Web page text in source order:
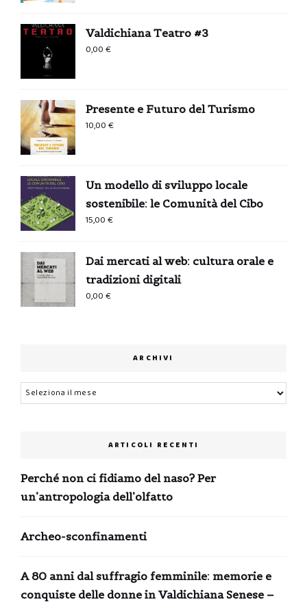
Valdichiana Teatro #3
0,00€
Presente e Futuro del Turismo
10,00€
Un modello di sviluppo locale
sostenibile: le Comunità del Cibo
15,00€
Dai mercati al web: cultura orale e
tradizioni digitali
0,00€
ARCHIVI
Archivi
ARTICOLI RECENTI
Perché non ci fidiamo del naso? Per
un’antropologia dell’olfatto
Archeo-sconfinamenti
A 80 anni dal suffragio femminile: memorie e
conquiste delle donne in Valdichiana Senese –